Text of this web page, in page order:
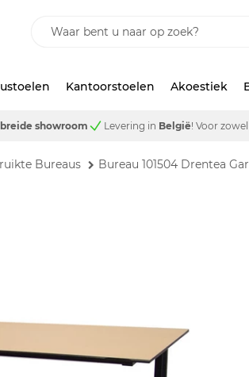
Kantoorstoelen Akoestiek
showroom Levering in België! Voor zowel
Bureaus Bureau 101504 Drentea